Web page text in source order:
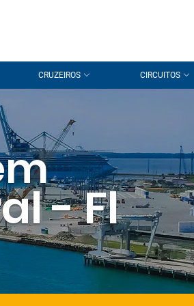
CRUZEIROS CIRCUITOS
- Fl